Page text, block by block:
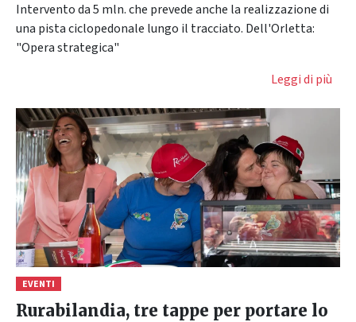
Intervento da 5 mln. che prevede anche la realizzazione di
una pista ciclopedonale lungo il tracciato. Dell'Orletta:
"Opera strategica"
Leggi di più
EVENTI
Rurabilandia, tre tappe per portare lo